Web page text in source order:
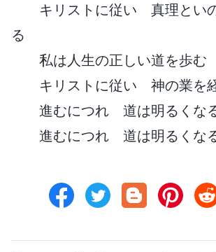
キリストに従い 真理とい
る
私は人生の正しい道を歩む
キリストに従い 神の業を
進むにつれ 道は明るくな
進むにつれ 道は明るくな